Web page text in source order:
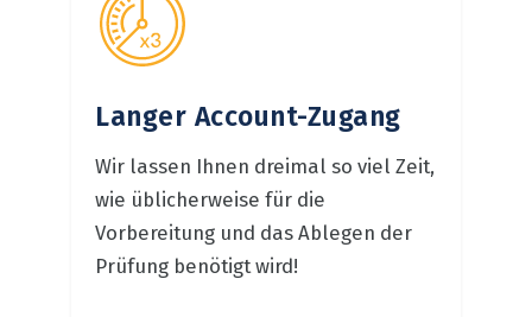
Langer Account-Zugang
Wir lassen Ihnen dreimal so viel Zeit,
wie üblicherweise für die
Vorbereitung und das Ablegen der
Prüfung benötigt wird!